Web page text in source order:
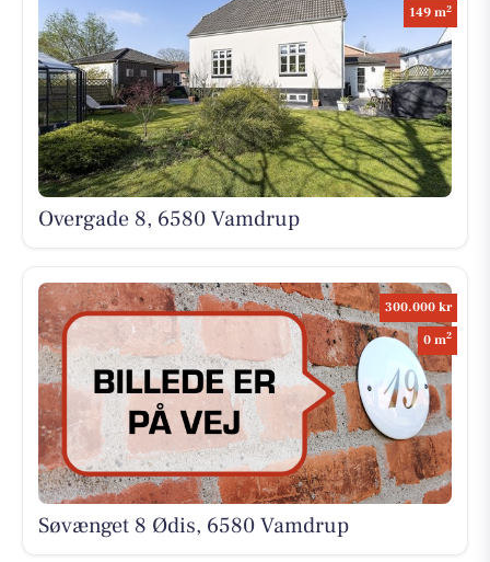
149 m2
Overgade 8, 6580 Vamdrup
300.000 kr
0 m2
Søvænget 8 Ødis, 6580 Vamdrup